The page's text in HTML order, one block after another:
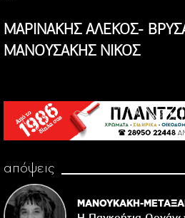
ΜΑΡΙΝΑΚΗΣ ΑΛΕΚΟΣ-
ΜΑΝΟΥΣΑΚΗΣ ΝΙΚΟΣ
απόψεις
ΜΑΝΟΥΚΑΚΗ-